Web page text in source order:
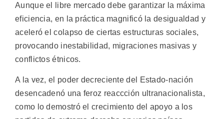
Aunque el libre mercado debe garantizar la máxima
eficiencia, en la práctica magnificó la desigualdad y
aceleró el colapso de ciertas estructuras sociales,
provocando inestabilidad, migraciones masivas y
conflictos étnicos.
A la vez, el poder decreciente del Estado-nación
desencadenó una feroz reaccción ultranacionalista,
como lo demostró el crecimiento del apoyo a los